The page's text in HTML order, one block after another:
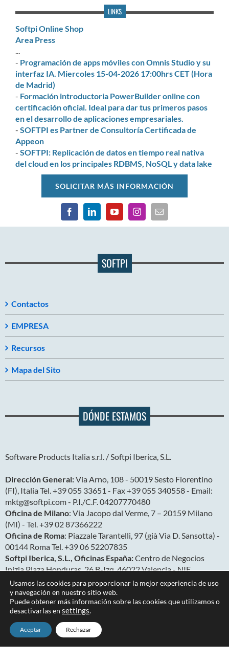
LINKS
Softpi Online Shop
Area Press
...
- Programación de apps móviles con Omnis Studio y su
interfaz IA. Miercoles 15-04-2026 17:00hrs CET (Hora
de Madrid)
- Formación introductoria PowerBuilder online con
certificación oficial. Ideal para dar tus primeros pasos
en el desarrollo de aplicaciones empresariales.
- SOFTPI es Partner de Consultoría Certificada de
Appeon
- SOFTPI: Replicación de datos en tiempo real nativa
del cloud en los principales RDBMS, NoSQL y data lake
SOLICITAR MÁS INFORMACIÓN
SOFTPI
Contactos
EMPRESA
Recursos
Mapa del Sito
DÓNDE ESTAMOS
Software Products Italia s.r.l. / Softpi Iberica, S.L.
Dirección General:Via Arno, 108 - 50019 Sesto Fiorentino
(FI), Italia Tel. +39 055 33651 - Fax +39 055 340558 - Email:
mktg@softpi.com - P.I./C.F. 04207770480
Oficina de Milano: Via Jacopo dal Verme, 7 – 20159 Milano
(MI) - Tel. +39 02 87366222
Oficina de Roma: Piazzale Tarantelli, 97 (già Via D. Sansotta) -
00144 Roma Tel. +39 06 52207835
Softpi Iberica, S.L., Oficinas España:Centro de Negocios
Inizia Plaza Honduras, 26 B-Izq. 46022 Valencia - NIF
B40533374 y Salamanca
Oficina América Latina:San Ignacio N27-127 y Av. González
Suárez, Quito (Ecuador)
Usamos las cookies para proporcionar la mejor experiencia de uso
y navegación en nuestro sitio web.
Puede obtener más información sobre las cookies que utilizamos o
desactivarlas en settings.
Aceptar Rechazar